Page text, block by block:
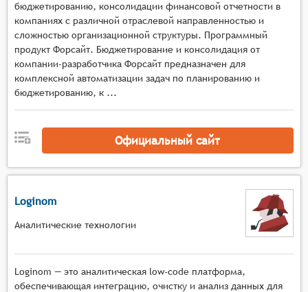
Формировать множество критериев выбора,
множество альтернатив и помогать
производить выбор решения;
Позволять делиться возможными вариантами и
итоговыми решениями с внутренними и
внешними заинтересованными сторонами
(заинтересованными лицами).
бюджетированию, консолидации финансовой отчетности в
компаниях с различной отраслевой направленностью и
сложностью организационной структуры. Программный
продукт Форсайт. Бюджетирование и консолидация от
компании-разработчика Форсайт предназначен для
комплексной автоматизации задач по планированию и
бюджетированию, к ...
Официальный сайт
Loginom
Аналитические технологии
Loginom — это аналитическая low-code платформа,
обеспечивающая интеграцию, очистку и анализ данных для